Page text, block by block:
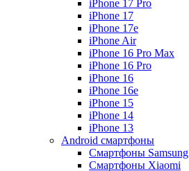
iPhone 17 Pro
iPhone 17
iPhone 17e
iPhone Air
iPhone 16 Pro Max
iPhone 16 Pro
iPhone 16
iPhone 16e
iPhone 15
iPhone 14
iPhone 13
Android cмартфоны
Смартфоны Samsung
Смартфоны Xiaomi